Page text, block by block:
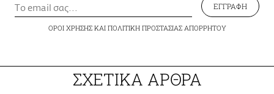
ΕΓΓΡΑΦΗ
ΟΡΟΙ ΧΡΗΣΗΣΚΑΙ ΠΟΛΙΤΙΚΗ ΠΡΟΣΤΑΣΙΑΣ ΑΠΟΡΡΗΤΟΥ
ΣΧΕΤΙΚΑ ΑΡΘΡΑ